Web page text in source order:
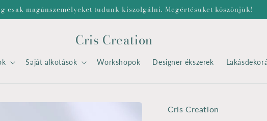
csak magánszemélyeket tudunk kiszolgálni. Megértésüket köszönjük!
Cris Creation
Saját alkotások Workshopok Designer ékszerek
Cris Creation